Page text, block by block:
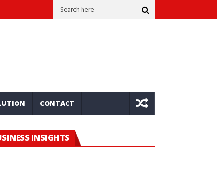
ลาดและเชิงบวก Hard Money Lenders: Market Intelligence For
CONTACT
INSIGHTS